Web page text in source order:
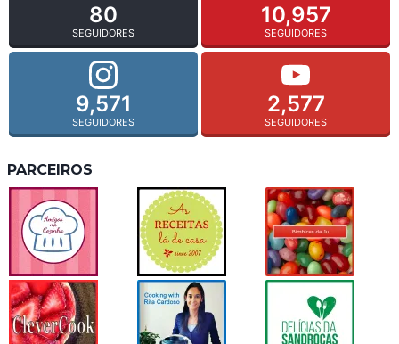
80
SEGUIDORES
10,957
SEGUIDORES
9,571
SEGUIDORES
2,577
SEGUIDORES
PARCEIROS